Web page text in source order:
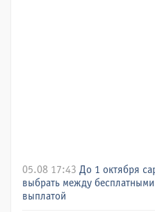
05.08 17:43 До 1 октября
выбрать между
выплатой